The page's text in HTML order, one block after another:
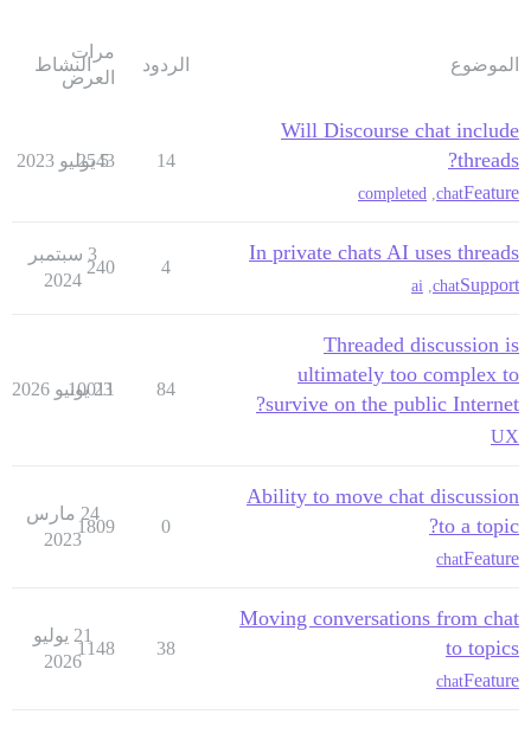
الموضوع الردود
مرات
العرض
النشاط
Will Discourse chat include
threads?
Feature
chat
completed
14
2543
5 يوليو 2023
In private chats AI uses threads
Support
chat
ai
4
240
3 سبتمبر
2024
Threaded discussion is
ultimately too complex to
survive on the public Internet?
UX
84
10011
23 يونيو 2026
Ability to move chat discussion
to a topic?
Feature
chat
0
1809
24 مارس
2023
Moving conversations from chat
to topics
Feature
chat
38
1148
21 يوليو
2026